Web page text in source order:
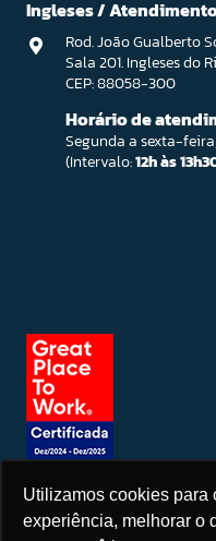
Utilizamos cookies para
experiência, melhorar o
Ingleses / Atendimento
Rod. João Gualberto
Sala 201. Ingleses do
CEP: 88058-300
Horário de
Segunda a sexta-
(Intervalo:12h às
Seja